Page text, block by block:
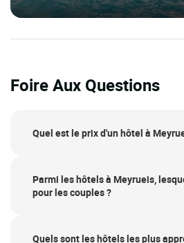
Foire Aux Questions
Quel est le prix d'un hôtel à
Parmi les hôtels à Meyrueis,
pour les couples ?
Quels sont les hôtels les plus